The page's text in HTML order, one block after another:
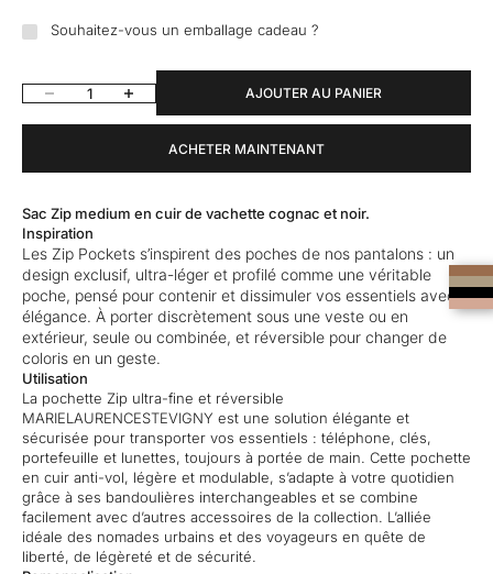
Souhaitez-vous un emballage cadeau ?
Diminuer la quantitéAugmenter la quantitéAJOUTER AU PANIER
ACHETER MAINTENANT
Sac Zip medium en cuir de vachette cognac et noir.
Inspiration
Les Zip Pockets s’inspirent des poches de nos pantalons : un
design exclusif, ultra-léger et profilé comme une véritable
poche, pensé pour contenir et dissimuler vos essentiels avec
élégance. À porter discrètement sous une veste ou en
extérieur, seule ou combinée, et réversible pour changer de
coloris en un geste.
Utilisation
La pochette Zip ultra-fine et réversible
MARIELAURENCESTEVIGNY est une solution élégante et
sécurisée pour transporter vos essentiels : téléphone, clés,
portefeuille et lunettes, toujours à portée de main. Cette pochette
en cuir anti-vol, légère et modulable, s’adapte à votre quotidien
grâce à ses bandoulières interchangeables et se combine
facilement avec d’autres accessoires de la collection. L’alliée
idéale des nomades urbains et des voyageurs en quête de
liberté, de légèreté et de sécurité.